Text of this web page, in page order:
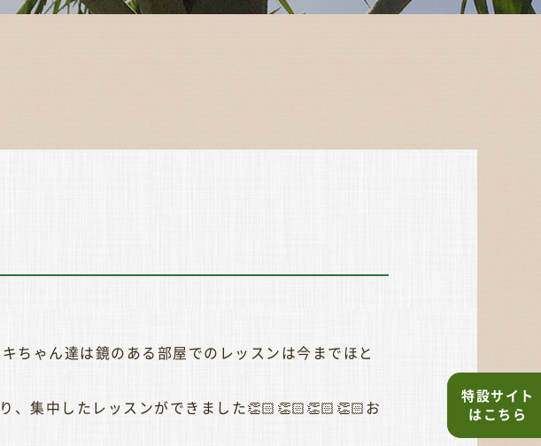
ちゃん達は鏡のある部屋でのレッスンは今までほと
集中したレッスンができました👏🏻👏🏻👏🏻👏🏻お
特設サイト
はこちら